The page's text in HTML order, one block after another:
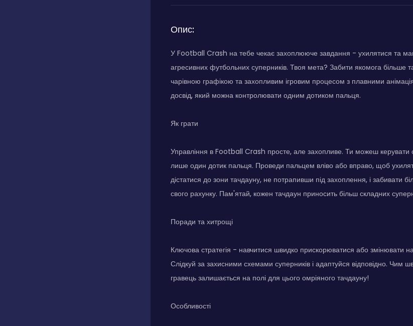
Опис:
У Football Crash на тебе чекає захоплююче завдання - ухилятися та
агресивних футбольних суперників. Твоя мета? Забити якомога більше
чарівною графікою та захопливим ігровим процесом з плавними
досвід, який можна контролювати одним дотиком пальця.
Як грати
Управління в Football Crash просте, але захопливе. Ти можеш керувати
лише один дотик пальця. Проведи пальцем вліво або вправо, щоб
дістатися до зони тачдауну, не потрапивши під захоплення, і забивати
свого рахунку. Пам'ятай, кожен тачдаун приносить більш складних
Поради та хитрощі
Ключова стратегія - навчитися швидко прискорюватися або змінювати
Слідкуй за захисними схемами суперників і адаптуйся відповідно. Чим
гравець залишається на полі для цього омріяного тачдауну!
Особливості